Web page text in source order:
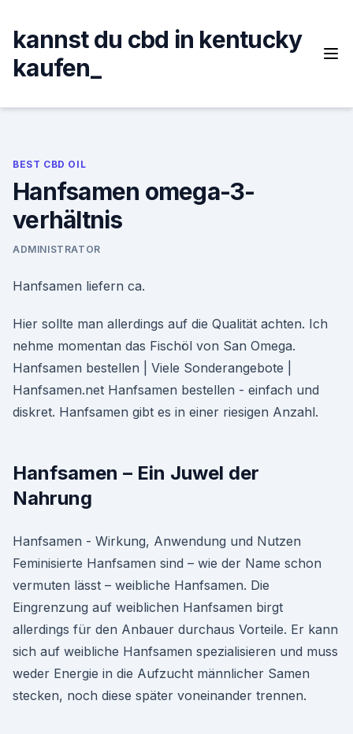
content
kannst du cbd in kentucky
kaufen_
BEST CBD OIL
Hanfsamen omega-3-
verhältnis
ADMINISTRATOR
Hanfsamen liefern ca.
Hier sollte man allerdings auf die Qualität achten. Ich
nehme momentan das Fischöl von San Omega.
Hanfsamen bestellen | Viele Sonderangebote |
Hanfsamen.net Hanfsamen bestellen - einfach und
diskret. Hanfsamen gibt es in einer riesigen Anzahl.
Hanfsamen – Ein Juwel der
Nahrung
Hanfsamen - Wirkung, Anwendung und Nutzen
Feminisierte Hanfsamen sind – wie der Name schon
vermuten lässt – weibliche Hanfsamen. Die
Eingrenzung auf weiblichen Hanfsamen birgt
allerdings für den Anbauer durchaus Vorteile. Er kann
sich auf weibliche Hanfsamen spezialisieren und muss
weder Energie in die Aufzucht männlicher Samen
stecken, noch diese später voneinander trennen.